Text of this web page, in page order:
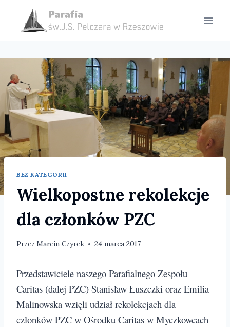
treści
BEZ KATEGORII
Wielkopostne rekolekcje
dla członków PZC
Przez Marcin Czyrek 24 marca 2017
Przedstawiciele naszego Parafialnego Zespołu
Caritas (dalej PZC) Stanisław Łuszczki oraz Emilia
Malinowska wzięli udział rekolekcjach dla
członków PZC w Ośrodku Caritas w Myczkowcach